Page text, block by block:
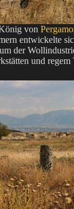
von
entwickelte
der
und regem